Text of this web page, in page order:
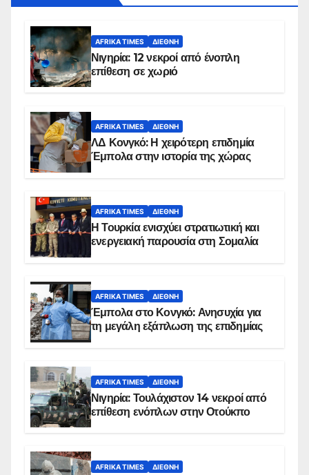
AFRIKA TIMES ΔΙΕΘΝΉ
Νιγηρία: 12 νεκροί από ένοπλη
επίθεση σε χωριό
AFRIKA TIMES ΔΙΕΘΝΉ
ΛΔ Κονγκό: Η χειρότερη επιδημία
Έμπολα στην ιστορία της χώρας
AFRIKA TIMES ΔΙΕΘΝΉ
Η Τουρκία ενισχύει στρατιωτική και
ενεργειακή παρουσία στη Σομαλία
AFRIKA TIMES ΔΙΕΘΝΉ
Έμπολα στο Κονγκό: Ανησυχία για
τη μεγάλη εξάπλωση της επιδημίας
AFRIKA TIMES ΔΙΕΘΝΉ
Νιγηρία: Τουλάχιστον 14 νεκροί από
επίθεση ενόπλων στην Οτούκπο
AFRIKA TIMES ΔΙΕΘΝΉ